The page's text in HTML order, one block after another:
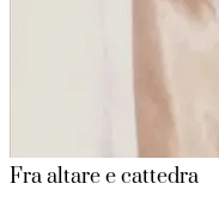
Fra altare e cattedra